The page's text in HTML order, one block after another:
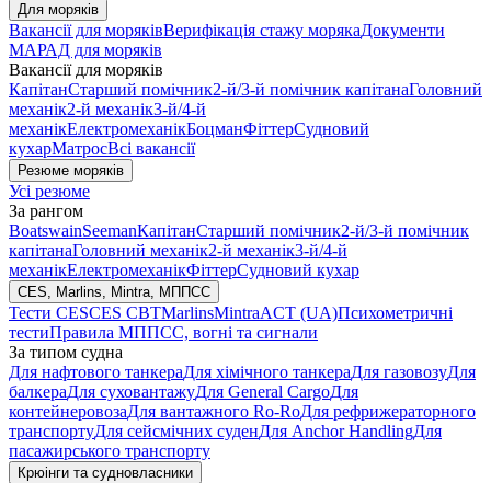
Для моряків
Вакансії для моряківВерифікація стажу морякаДокументи
МАРАД для моряків
Вакансії для моряків
КапітанСтарший помічник2-й/3-й помічник капітанаГоловний
механік2-й механік3-й/4-й
механікЕлектромеханікБоцманФіттерСудновий
кухарМатросВсі вакансії
Резюме моряків
Усі резюме
За рангом
BoatswainSeemanКапітанСтарший помічник2-й/3-й помічник
капітанаГоловний механік2-й механік3-й/4-й
механікЕлектромеханікФіттерСудновий кухар
CES, Marlins, Mintra, МППСС
Тести CESCES CBTMarlinsMintraACT (UA)Психометричні
тестиПравила МППСС, вогні та сигнали
За типом судна
Для нафтового танкераДля хімічного танкераДля газовозуДля
балкераДля суховантажуДля General CargoДля
контейнеровозаДля вантажного Ro-RoДля рефрижераторного
транспортуДля сейсмічних суденДля Anchor HandlingДля
пасажирського транспорту
Крюінги та судновласники